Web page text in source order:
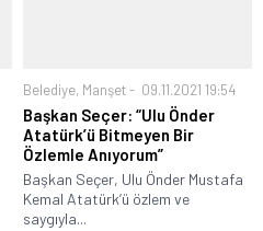
Belediye, Manşet 09.11.2021 19:54
Başkan Seçer: “Ulu Önder
Atatürk’ü Bitmeyen Bir
Özlemle Anıyorum”
Başkan Seçer, Ulu Önder Mustafa
Kemal Atatürk’ü özlem ve
saygıyla...